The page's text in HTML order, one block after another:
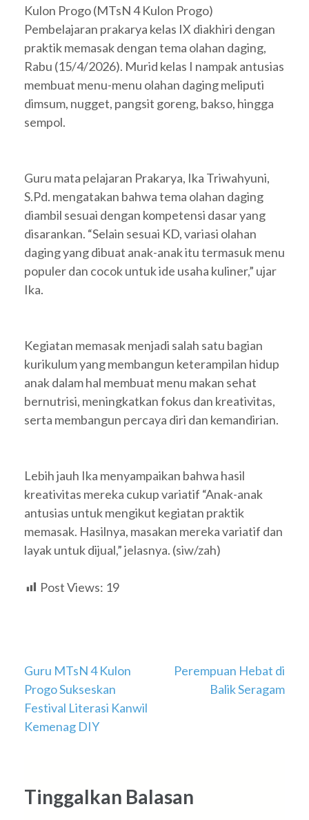
Kulon Progo (MTsN 4 Kulon Progo)
Pembelajaran prakarya kelas IX diakhiri dengan
praktik memasak dengan tema olahan daging,
Rabu (15/4/2026). Murid kelas I nampak antusias
membuat menu-menu olahan daging meliputi
dimsum, nugget, pangsit goreng, bakso, hingga
sempol.
Guru mata pelajaran Prakarya, Ika Triwahyuni,
S.Pd. mengatakan bahwa tema olahan daging
diambil sesuai dengan kompetensi dasar yang
disarankan. “Selain sesuai KD, variasi olahan
daging yang dibuat anak-anak itu termasuk menu
populer dan cocok untuk ide usaha kuliner,” ujar
Ika.
Kegiatan memasak menjadi salah satu bagian
kurikulum yang membangun keterampilan hidup
anak dalam hal membuat menu makan sehat
bernutrisi, meningkatkan fokus dan kreativitas,
serta membangun percaya diri dan kemandirian.
Lebih jauh Ika menyampaikan bahwa hasil
kreativitas mereka cukup variatif “Anak-anak
antusias untuk mengikut kegiatan praktik
memasak. Hasilnya, masakan mereka variatif dan
layak untuk dijual,” jelasnya. (siw/zah)
Post Views: 19
Navigasi
pos
Guru MTsN 4 Kulon
Progo Sukseskan
Festival Literasi Kanwil
Kemenag DIY
Perempuan Hebat di
Balik Seragam
Tinggalkan Balasan